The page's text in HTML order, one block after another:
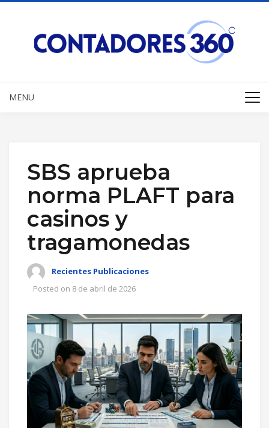
MENU
SBS aprueba
norma PLAFT para
casinos y
tragamonedas
Recientes Publicaciones
Posted on 8 de abril de 2026